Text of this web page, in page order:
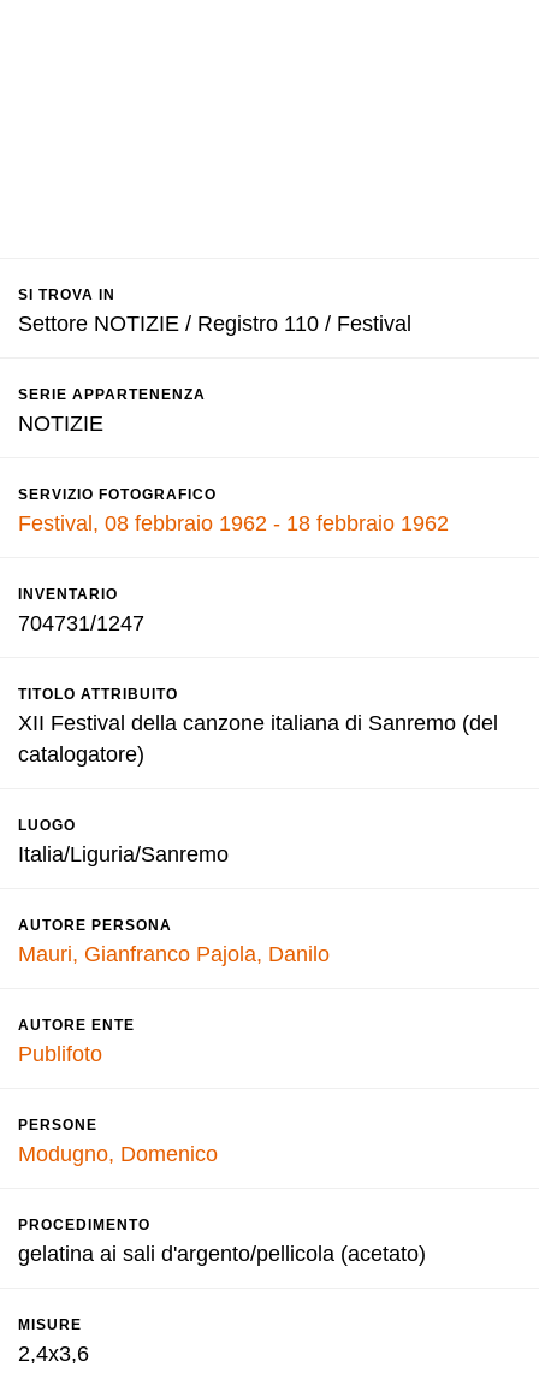
SI TROVA IN
Settore NOTIZIE / Registro 110 / Festival
SERIE APPARTENENZA
NOTIZIE
SERVIZIO FOTOGRAFICO
Festival, 08 febbraio 1962 - 18 febbraio 1962
INVENTARIO
704731/1247
TITOLO ATTRIBUITO
XII Festival della canzone italiana di Sanremo (del
catalogatore)
LUOGO
Italia/Liguria/Sanremo
AUTORE PERSONA
Mauri, Gianfranco Pajola, Danilo
AUTORE ENTE
Publifoto
PERSONE
Modugno, Domenico
PROCEDIMENTO
gelatina ai sali d'argento/pellicola (acetato)
MISURE
2,4x3,6